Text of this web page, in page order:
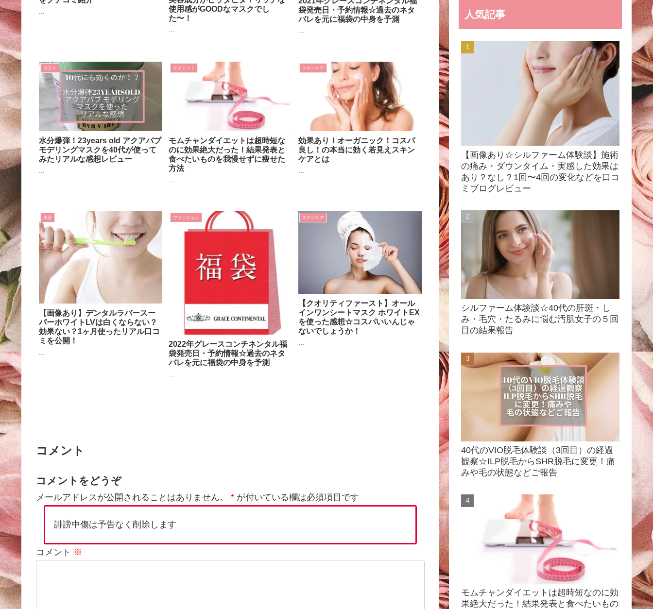
使用感がGOODなマスクでし
た〜！
袋発売日・予約情報☆過去のネタ
バレを元に福袋の中身を予測
コスメ
水分爆弾！23years old アクアバブ
モデリングマスクを40代が使って
みたリアルな感想レビュー
...
ダイエット
モムチャンダイエットは超時短な
のに効果絶大だった！結果発表と
食べたいものを我慢せずに痩せた
方法
...
スキンケア
効果あり！オーガニック！コスパ
良し！の本当に効く若見えスキン
ケアとは
...
美容
【画像あり】デンタルラバースー
パーホワイトLVは白くならない？
効果ない？1ヶ月使ったリアル口コ
ミを公開！
...
ファッション
2022年グレースコンチネンタル福
袋発売日・予約情報☆過去のネタ
バレを元に福袋の中身を予測
スキンケア
【クオリティファースト】オール
インワンシートマスク ホワイトEX
を使った感想☆コスパいいんじゃ
ないでしょうか！
コメント
コメントをどうぞ
メールアドレスが公開されることはありません。 * が付いている欄は必須項目です
誹謗中傷は予告なく削除します
コメント ※
人気記事
【画像あり☆シルファーム体験談】施術
の痛み・ダウンタイム・実感した効果は
あり？なし？1回〜4回の変化などを口コ
ミブログレビュー
シルファーム体験談☆40代の肝斑・し
み・毛穴・たるみに悩む汚肌女子の５回
目の結果報告
40代のVIO脱毛体験談（3回目）の経過
観察☆ILP脱毛からSHR脱毛に変更！痛
みや毛の状態などご報告
モムチャンダイエットは超時短なのに効
果絶大だった！結果発表と食べたいもの